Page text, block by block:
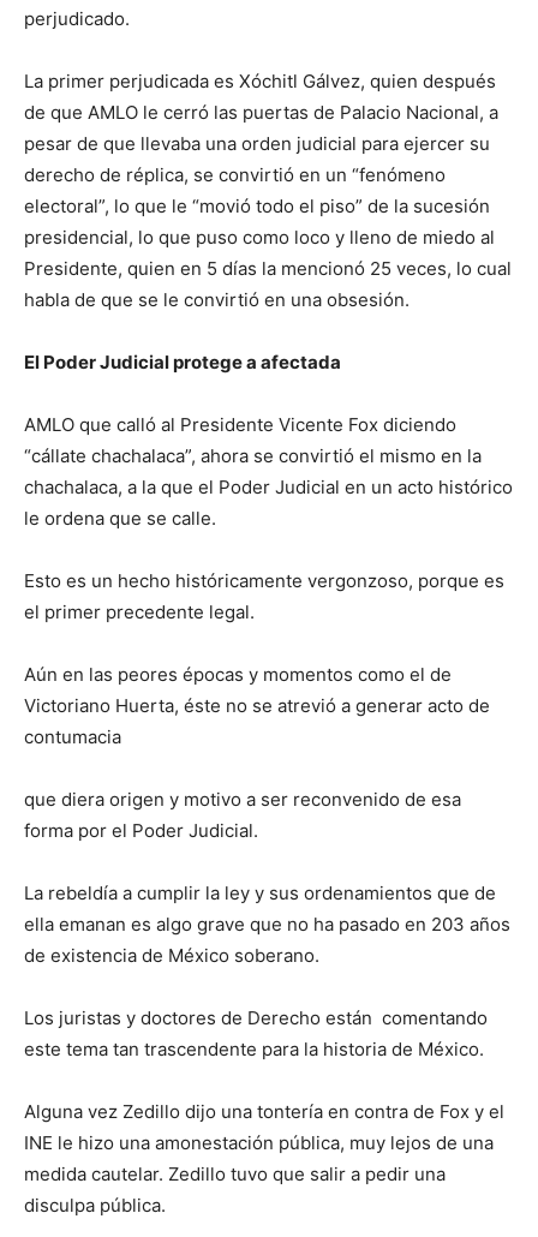
perjudicado.
La primer perjudicada es Xóchitl Gálvez, quien después
de que AMLO le cerró las puertas de Palacio Nacional, a
pesar de que llevaba una orden judicial para ejercer su
derecho de réplica, se convirtió en un “fenómeno
electoral”, lo que le “movió todo el piso” de la sucesión
presidencial, lo que puso como loco y lleno de miedo al
Presidente, quien en 5 días la mencionó 25 veces, lo cual
habla de que se le convirtió en una obsesión.
El Poder Judicial protege a afectada
AMLO que calló al Presidente Vicente Fox diciendo
“cállate chachalaca”, ahora se convirtió el mismo en la
chachalaca, a la que el Poder Judicial en un acto histórico
le ordena que se calle.
Esto es un hecho históricamente vergonzoso, porque es
el primer precedente legal.
Aún en las peores épocas y momentos como el de
Victoriano Huerta, éste no se atrevió a generar acto de
contumacia
que diera origen y motivo a ser reconvenido de esa
forma por el Poder Judicial.
La rebeldía a cumplir la ley y sus ordenamientos que de
ella emanan es algo grave que no ha pasado en 203 años
de existencia de México soberano.
Los juristas y doctores de Derecho están comentando
este tema tan trascendente para la historia de México.
Alguna vez Zedillo dijo una tontería en contra de Fox y el
INE le hizo una amonestación pública, muy lejos de una
medida cautelar. Zedillo tuvo que salir a pedir una
disculpa pública.